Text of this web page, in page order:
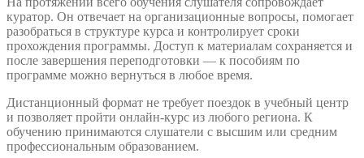
куратор. Он отвечает на организационные вопросы, помогает
разобраться в структуре курса и контролирует сроки
прохождения программы. Доступ к материалам сохраняется и
после завершения переподготовки — к пособиям по
программе можно вернуться в любое время.
Дистанционный формат не требует поездок в учебный центр
и позволяет пройти онлайн-курс из любого региона. К
обучению принимаются слушатели с высшим или средним
профессиональным образованием.